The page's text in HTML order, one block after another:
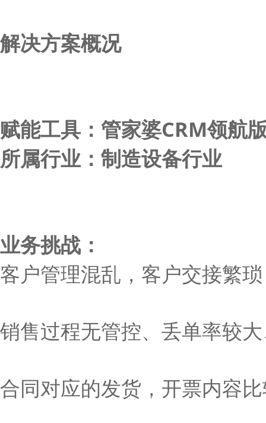
解决方案概况
赋能工具：管家婆CRM领航
所属行业：制造设备行业
业务挑战：
客户管理混乱，客户交接繁
销售过程无管控、丢单率较
合同对应的发货，开票内容